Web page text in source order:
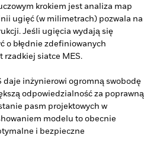
krokiem jest analiza map
ugięć (w milimetrach) pozwala na
Jeśli ugięcia wydają się
o błędnie zdefiniowanych
rzadkiej siatce MES.
daje inżynierowi ogromną swobodę
odpowiedzialność za poprawną
pasm projektowych w
modelu to obecnie
i bezpieczne